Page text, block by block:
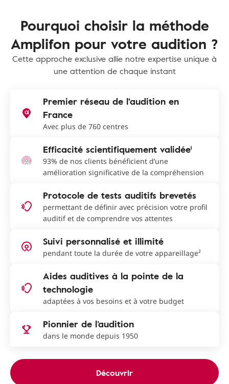
Pourquoi choisir la méthode
Amplifon pour votre audition ?
Cette approche exclusive allie notre expertise unique à
une attention de chaque instant
Premier réseau de l'audition en
France
Avec plus de 760 centres
Efficacité scientifiquement validée¹
93% de nos clients bénéficient d’une
amélioration significative de la compréhension
Protocole de tests auditifs brevetés
permettant de définir avec précision votre profil
auditif et de comprendre vos attentes
Suivi personnalisé et illimité
pendant toute la durée de votre appareillage²
Aides auditives à la pointe de la
technologie
adaptées à vos besoins et à votre budget
Pionnier de l’audition
dans le monde depuis 1950
Découvrir